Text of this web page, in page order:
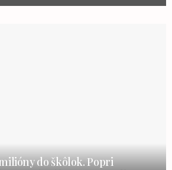
do škôlok. Popri